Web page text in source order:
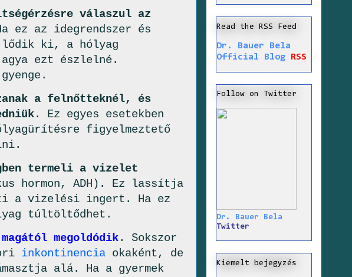
válaszul az
ez az idegrendszer és
ki, a hólyag
ezt észlelné.
a felnőtteknél, és
. Ez egyes esetekben
figyelmeztető
termeli a vizelet
hormon, ADH). Ez lassítja
a vizelési ingert. Ha ez
túltöltődhet.
megoldódik. Sokszor
inkontinencia okaként, de
alá. Ha a gyermek
Read the RSS Feed
Dr. Bauer Bela
Official Blog
RSS
Follow on Twitter
Dr. Bauer Bela
Twitter
Kiemelt bejegyzés